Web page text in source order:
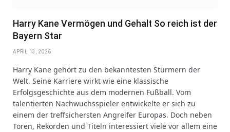
Harry Kane Vermögen und Gehalt So reich ist der
Bayern Star
APRIL 13, 2026
Harry Kane gehört zu den bekanntesten Stürmern der
Welt. Seine Karriere wirkt wie eine klassische
Erfolgsgeschichte aus dem modernen Fußball. Vom
talentierten Nachwuchsspieler entwickelte er sich zu
einem der treffsichersten Angreifer Europas. Doch neben
Toren, Rekorden und Titeln interessiert viele vor allem eine